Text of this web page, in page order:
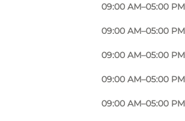
09:00 AM–05:00 PM
09:00 AM–05:00 PM
09:00 AM–05:00 PM
09:00 AM–05:00 PM
09:00 AM–05:00 PM